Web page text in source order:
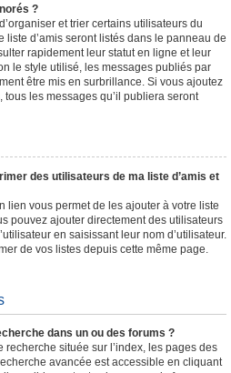
?
et trier certains utilisateurs du
liste d’amis seront listés dans le panneau de
rapidement leur statut en ligne et leur
le style utilisé, les messages publiés par
être mis en surbrillance. Si vous ajoutez
tous les messages qu’il publiera seront
des utilisateurs de ma liste d’amis et
lien vous permet de les ajouter à votre liste
pouvez ajouter directement des utilisateurs
en saisissant leur nom d’utilisateur.
de vos listes depuis cette même page.
dans un ou des forums ?
située sur l’index, les pages des
avancée est accessible en cliquant